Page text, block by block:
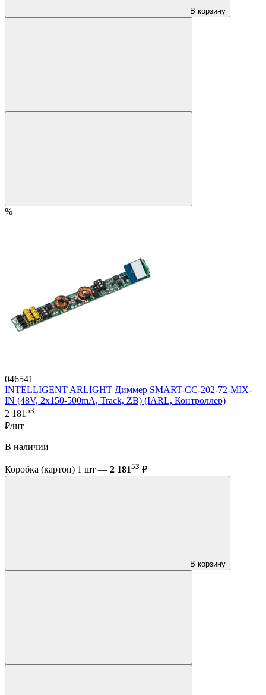
В корзину
%
046541
INTELLIGENT ARLIGHT Диммер SMART-CC-202-72-MIX-
IN (48V, 2x150-500mA, Track, ZB) (IARL, Контроллер)
2 181 53
₽/шт
В наличии
Коробка (картон) 1 шт — 2 18153 ₽
В корзину